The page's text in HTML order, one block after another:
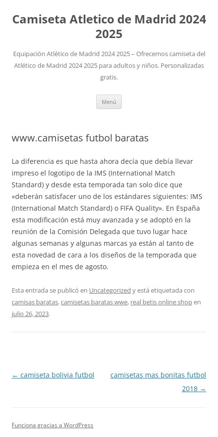
Camiseta Atletico de Madrid 2024
2025
Equipación Atlético de Madrid 2024 2025 – Ofrecemos camiseta del
Atlético de Madrid 2024 2025 para adultos y niños. Personalizadas
gratis.
Menú
www.camisetas futbol baratas
La diferencia es que hasta ahora decía que debía llevar
impreso el logotipo de la IMS (International Match
Standard) y desde esta temporada tan solo dice que
«deberán satisfacer uno de los estándares siguientes: IMS
(International Match Standard) o FIFA Quality». En España
esta modificación está muy avanzada y se adoptó en la
reunión de la Comisión Delegada que tuvo lugar hace
algunas semanas y algunas marcas ya están al tanto de
esta novedad de cara a los diseños de la temporada que
empieza en el mes de agosto.
Esta entrada se publicó en Uncategorized y está etiquetada con
camisas baratas,camisetas baratas wwe, real betis online shopen
julio 26, 2023.
Navegación
← camiseta bolivia futbol
camisetas mas bonitas futbol
2018 →
Funciona gracias a WordPress